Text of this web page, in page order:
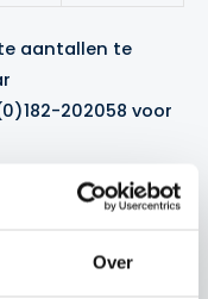
Over
aantallen te
202058 voor
overzicht van